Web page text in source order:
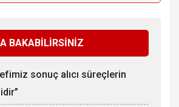
BAKABİLİRSİNİZ
sonuç alıcı süreçlerin